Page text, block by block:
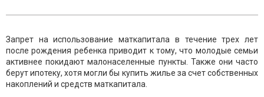
Запрет на использование маткапитала в течение трех лет
после рождения ребенка приводит к тому, что молодые семьи
активнее покидают малонаселенные пункты. Также они часто
берут ипотеку, хотя могли бы купить жилье за счет собственных
накоплений и средств маткапитала.